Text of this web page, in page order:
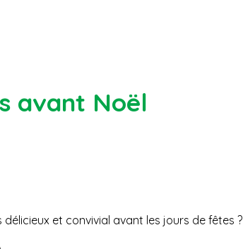
avant Noël
délicieux et convivial avant les jours de fêtes ?